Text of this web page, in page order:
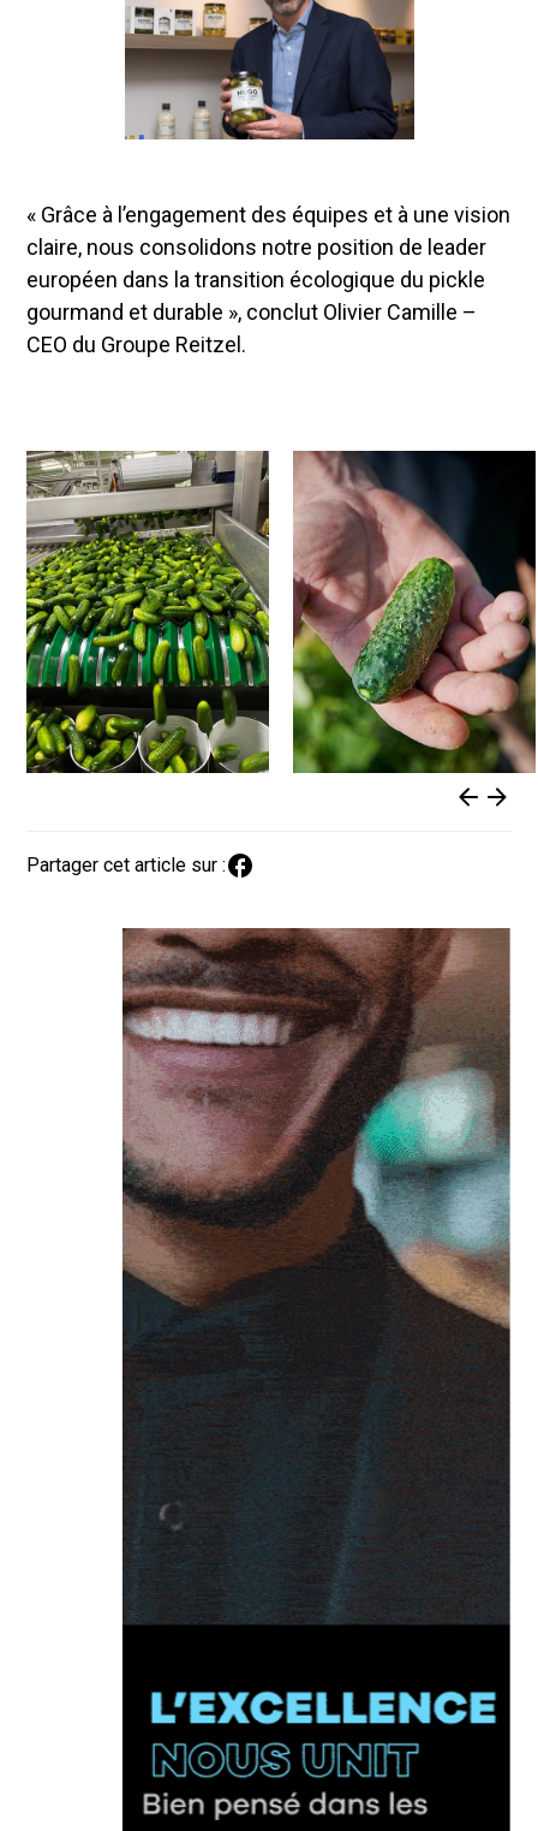
« Grâce à l’engagement des équipes et à une vision
claire, nous consolidons notre position de leader
européen dans la transition écologique du pickle
gourmand et durable », conclut Olivier Camille –
CEO du Groupe Reitzel.
Partager cet article sur :